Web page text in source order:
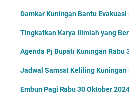
Damkar Kuningan Bantu Evakuasi
Tingkatkan Karya Ilimiah yang
Agenda Pj Bupati Kuningan Rabu
Jadwal Samsat Keliling Kuningan
Embun Pagi Rabu 30 Oktober